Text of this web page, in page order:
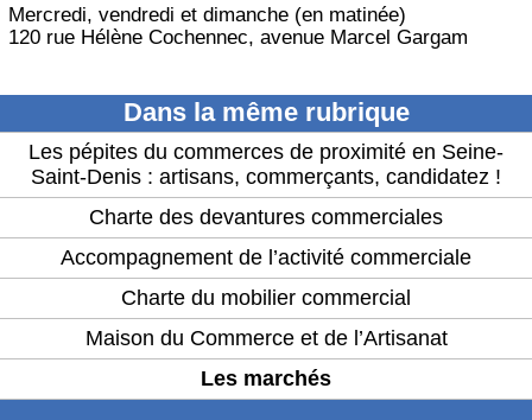
Mercredi, vendredi et dimanche (en matinée)
120 rue Hélène Cochennec, avenue Marcel Gargam
Dans la même rubrique
Les pépites du commerces de proximité en Seine-
Saint-Denis : artisans, commerçants, candidatez !
Charte des devantures commerciales
Accompagnement de l’activité commerciale
Charte du mobilier commercial
Maison du Commerce et de l’Artisanat
Les marchés